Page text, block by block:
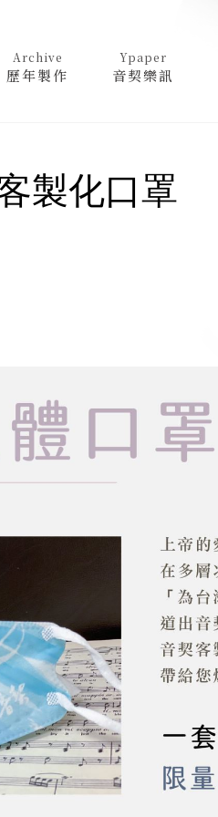
Archive
歷年製作
Ypaper
音契樂訊
製化口罩